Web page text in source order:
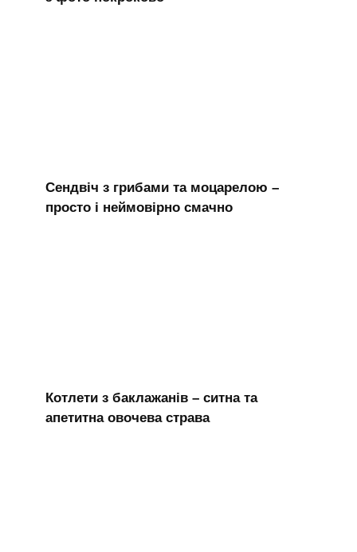
Сендвіч з грибами та моцарелою –
просто і неймовірно смачно
Котлети з баклажанів – ситна та
апетитна овочева страва